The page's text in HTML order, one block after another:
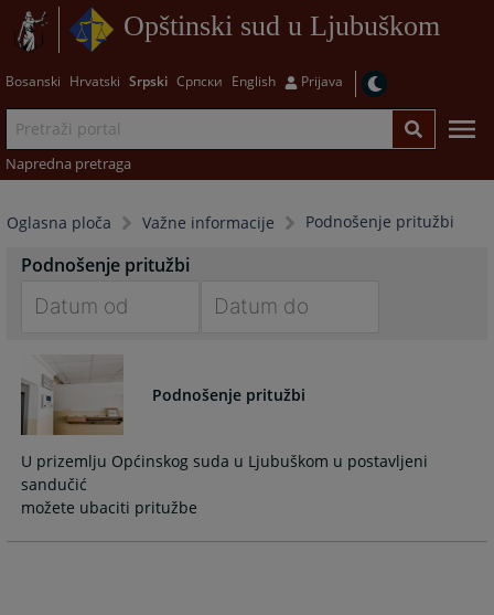
Opštinski sud u Ljubuškom
Bosanski Hrvatski Srpski Српски English Prijava
Napredna pretraga
Oglasna ploča Važne informacije Podnošenje pritužbi
Podnošenje pritužbi
to
interact
with
the
calendar
and
select
to
the
select
Podnošenje pritužbi
U prizemlju Općinskog suda u Ljubuškom u postavljeni
sandučić
možete ubaciti pritužbe